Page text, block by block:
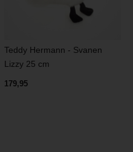
Teddy Hermann - Svanen
Lizzy 25 cm
179,95